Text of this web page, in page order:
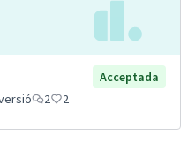
Acceptada
2 2